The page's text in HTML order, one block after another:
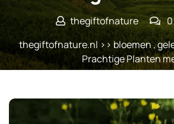
thegiftofnature
0
thegiftofnature.nl >>bloemen,
Prachtige Planten